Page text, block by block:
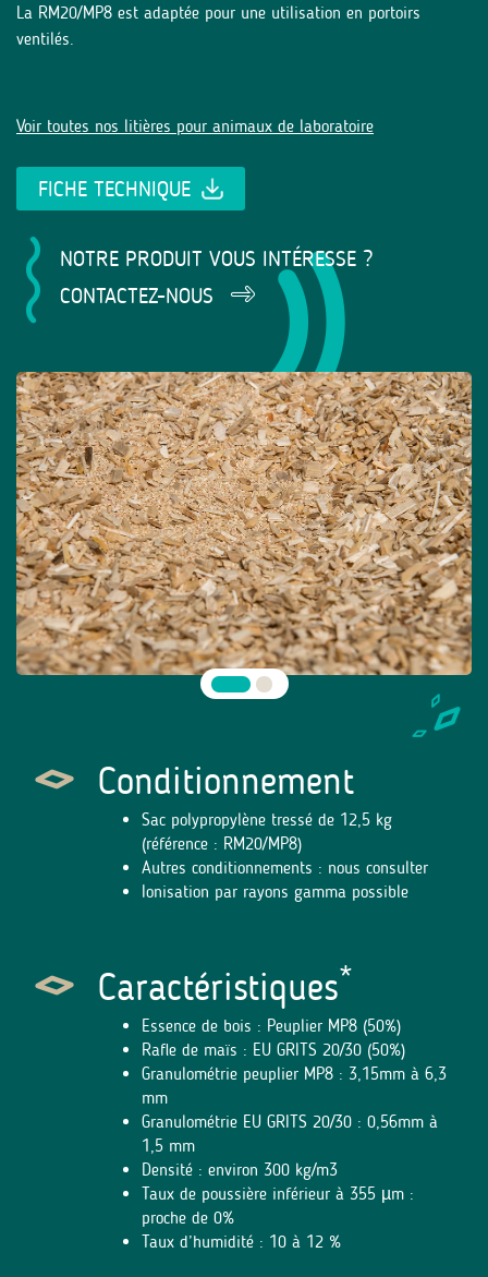
La RM20/MP8 est adaptée pour une utilisation en portoirs
ventilés.
Voir toutes nos litières pour animaux de laboratoire
FICHE TECHNIQUE
NOTRE PRODUIT VOUS INTÉRESSE ?
CONTACTEZ-NOUS
Conditionnement
Sac polypropylène tressé de 12,5 kg
(référence : RM20/MP8)
Autres conditionnements : nous consulter
Ionisation par rayons gamma possible
Caractéristiques*
Essence de bois : Peuplier MP8 (50%)
Rafle de maïs : EU GRITS 20/30 (50%)
Granulométrie peuplier MP8 : 3,15mm à 6,3
mm
Granulométrie EU GRITS 20/30 : 0,56mm à
1,5 mm
Densité : environ 300 kg/m3
Taux de poussière inférieur à 355 µm :
proche de 0%
Taux d’humidité : 10 à 12 %